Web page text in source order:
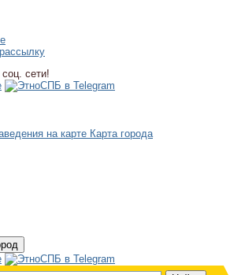
сети!
Карта города